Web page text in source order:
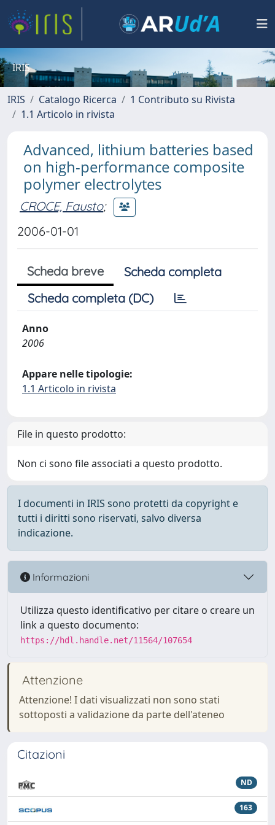
IRIS
IRIS Catalogo Ricerca
1 Contributo su Rivista
1.1 Articolo in rivista
Advanced, lithium batteries based
on high-performance composite
polymer electrolytes
CROCE, Fausto;
2006-01-01
Scheda breve
Scheda completa
Scheda completa (DC)
Anno
2006
Appare nelle tipologie:
1.1 Articolo in rivista
File in questo prodotto:
Non ci sono file associati a questo prodotto.
I documenti in IRIS sono protetti da copyright e
tutti i diritti sono riservati, salvo diversa
indicazione.
Informazioni
Utilizza questo identificativo per citare o creare un
link a questo documento:
https://hdl.handle.net/11564/107654
Attenzione
Attenzione! I dati visualizzati non sono stati
sottoposti a validazione da parte dell'ateneo
Citazioni
ND
163